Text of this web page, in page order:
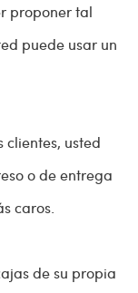
proponer tal
puede usar un
clientes, usted
o de entrega
caros.
de su propia